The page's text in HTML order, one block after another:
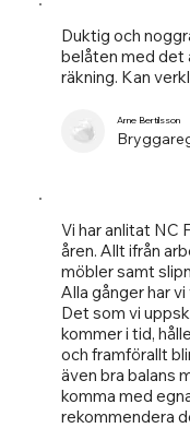
Arne Bertilsson
Duktig och
belåten med det
räkning. Kan
Vi har anlitat NC
åren. Allt ifrån
möbler samt
Alla gånger har
Det som vi
kommer i tid,
och framförallt
även bra balans
komma med
rekommendera